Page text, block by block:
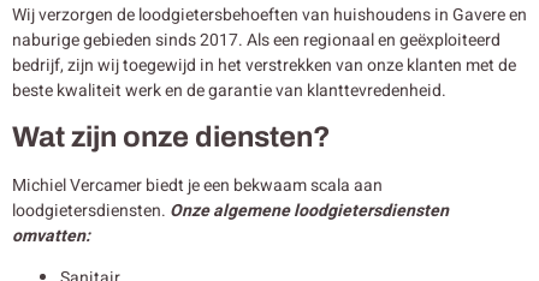
Wij verzorgen de loodgietersbehoeften van huishoudens in Gavere en
naburige gebieden sinds 2017. Als een regionaal en geëxploiteerd
bedrijf, zijn wij toegewijd in het verstrekken van onze klanten met de
beste kwaliteit werk en de garantie van klanttevredenheid.
Wat zijn onze diensten?
Michiel Vercamer biedt je een bekwaam scala aan
loodgietersdiensten. Onze algemene loodgietersdiensten
omvatten: